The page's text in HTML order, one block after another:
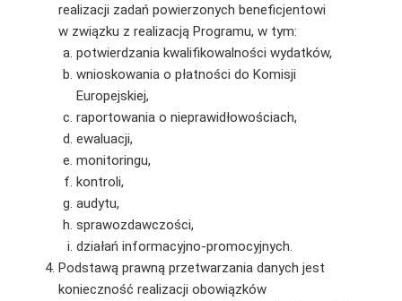
realizacji zadań powierzonych beneficjentowi
w związku z realizacją Programu, w tym:
potwierdzania kwalifikowalności wydatków,
wnioskowania o płatności do Komisji
Europejskiej,
raportowania o nieprawidłowościach,
ewaluacji,
monitoringu,
kontroli,
audytu,
sprawozdawczości,
działań informacyjno-promocyjnych.
Podstawą prawną przetwarzania danych jest
konieczność realizacji obowiązków